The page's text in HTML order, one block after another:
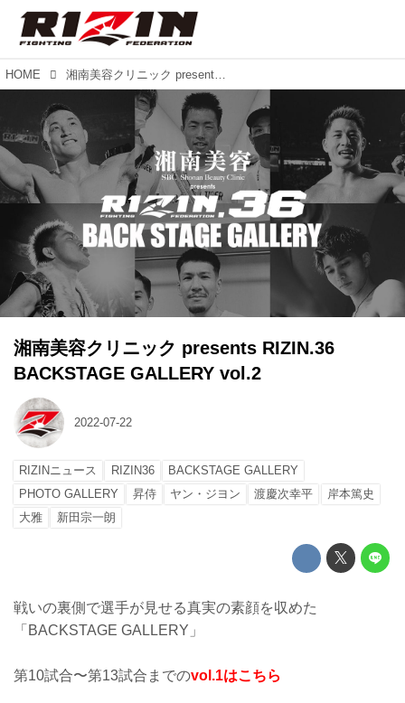
HOME 湘南美容クリニック presents RIZIN.36 BACKSTAGE GALLERY vol.2
湘南美容クリニック presents RIZIN.36
BACKSTAGE GALLERY vol.2
2022-07-22
RIZINニュース RIZIN36
BACKSTAGE GALLERY
PHOTO GALLERY
昇侍 ヤン・ジヨン 渡慶次幸平
岸本篤史
大雅
新田宗一朗
戦いの裏側で選手が見せる真実の素顔を収めた
「BACKSTAGE GALLERY」
第10試合〜第13試合までのvol.1はこちら